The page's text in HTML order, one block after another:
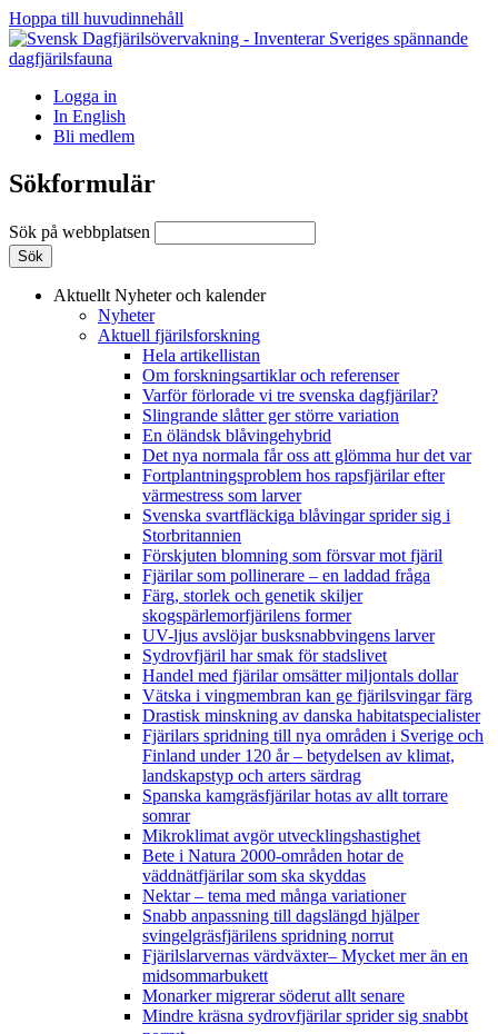
Hoppa till huvudinnehåll
Logga in
In English
Bli medlem
Sökformulär
Sök på webbplatsen
Aktuellt Nyheter och kalender
Nyheter
Aktuell fjärilsforskning
Hela artikellistan
Om forskningsartiklar och referenser
Varför förlorade vi tre svenska dagfjärilar?
Slingrande slåtter ger större variation
En öländsk blåvingehybrid
Det nya normala får oss att glömma hur det var
Fortplantningsproblem hos rapsfjärilar efter
värmestress som larver
Svenska svartfläckiga blåvingar sprider sig i
Storbritannien
Förskjuten blomning som försvar mot fjäril
Fjärilar som pollinerare – en laddad fråga
Färg, storlek och genetik skiljer
skogspärlemorfjärilens former
UV-ljus avslöjar busksnabbvingens larver
Sydrovfjäril har smak för stadslivet
Handel med fjärilar omsätter miljontals dollar
Vätska i vingmembran kan ge fjärilsvingar färg
Drastisk minskning av danska habitatspecialister
Fjärilars spridning till nya områden i Sverige och
Finland under 120 år– betydelsen av klimat,
landskapstyp och arters särdrag
Spanska kamgräsfjärilar hotas av allt torrare
somrar
Mikroklimat avgör utvecklingshastighet
Bete i Natura 2000-områden hotar de
väddnätfjärilar som ska skyddas
Nektar – tema med många variationer
Snabb anpassning till dagslängd hjälper
svingelgräsfjärilens spridning norrut
Fjärilslarvernas värdväxter– Mycket mer än en
midsommarbukett
Monarker migrerar söderut allt senare
Mindre kräsna sydrovfjärilar sprider sig snabbt